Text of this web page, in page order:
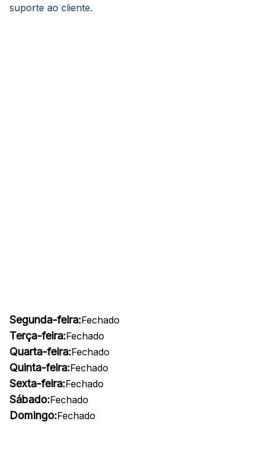
suporte ao cliente.
Segunda-feira:Fechado
Terça-feira:Fechado
Quarta-feira:Fechado
Quinta-feira:Fechado
Sexta-feira:Fechado
Sábado:Fechado
Domingo:Fechado